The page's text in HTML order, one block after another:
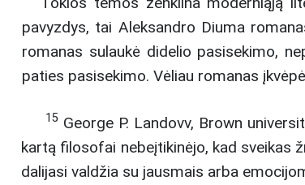
pavyzdys, tai Aleksandro Diuma
romanas sulaukė didelio pasisekimo,
paties pasisekimo. Vėliau romanas
15 George P. Landovv, Brown
kartą filosofai nebeįtikinėjo, kad sveikas
dalijasi valdžia su jausmais arba